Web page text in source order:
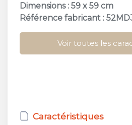
Dimensions : 59 x 59 cm
Référence fabricant :
Voir toutes les
Caractéristiques